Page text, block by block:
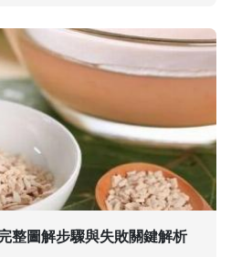
整圖解步驟與失敗關鍵解析